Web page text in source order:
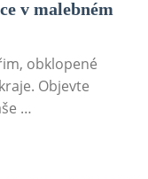
v malebném
obklopené
Objevte
…